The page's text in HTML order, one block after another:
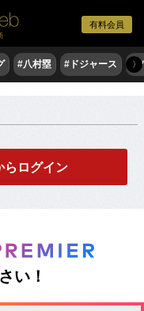
有料会員
#八村塁 #ドジャース #
〉
らログイン
い！